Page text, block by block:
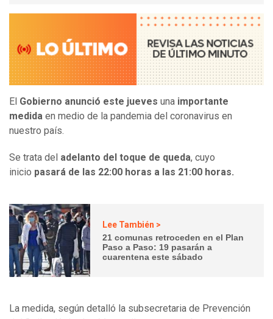
El Gobierno anunció este jueves una importante
medida en medio de la pandemia del coronavirus en
nuestro país.
Se trata del adelanto del toque de queda, cuyo
inicio pasará de las 22:00 horas a las 21:00 horas.
Lee También >
21 comunas retroceden en el Plan
Paso a Paso: 19 pasarán a
cuarentena este sábado
La medida, según detalló la subsecretaria de Prevención